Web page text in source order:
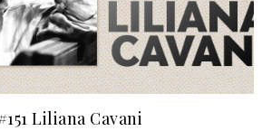
Liliana Cavani